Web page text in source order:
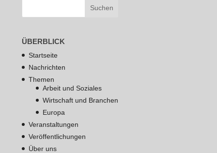
ÜBERBLICK
Startseite
Nachrichten
Themen
Arbeit und Soziales
Wirtschaft und Branchen
Europa
Veranstaltungen
Veröffentlichungen
Über uns